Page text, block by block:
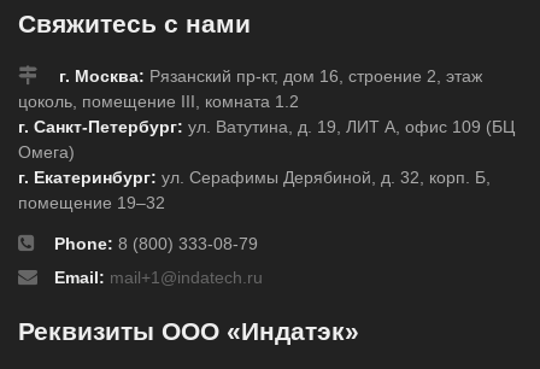
Свяжитесь с нами
г. Москва: Рязанский пр-кт, дом 16, строение 2, этаж
цоколь, помещение III, комната 1.2
г. Санкт-Петербург: ул. Ватутина, д. 19, ЛИТ А, офис 109 (БЦ
Омега)
г. Екатеринбург: ул. Серафимы Дерябиной, д. 32, корп. Б,
помещение 19–32
Phone: 8 (800) 333-08-79
Email: mail+1@indatech.ru
Реквизиты ООО «Индатэк»